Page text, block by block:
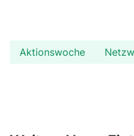
Aktionswoche